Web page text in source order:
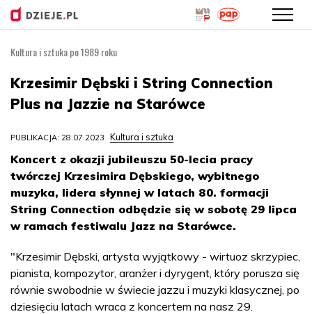
treści
Kultura i sztuka po 1989 roku
Krzesimir Dębski i String Connection
Plus na Jazzie na Starówce
PUBLIKACJA: 28.07.2023 Kultura i sztuka
Koncert z okazji jubileuszu 50-lecia pracy
twórczej Krzesimira Dębskiego, wybitnego
muzyka, lidera słynnej w latach 80. formacji
String Connection odbędzie się w sobotę 29 lipca
w ramach festiwalu Jazz na Starówce.
"Krzesimir Dębski, artysta wyjątkowy - wirtuoz skrzypiec,
pianista, kompozytor, aranżer i dyrygent, który porusza się
równie swobodnie w świecie jazzu i muzyki klasycznej, po
dziesięciu latach wraca z koncertem na nasz 29.